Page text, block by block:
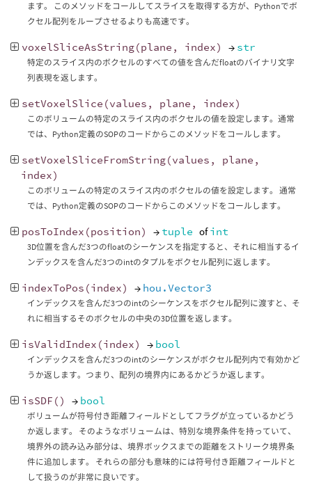
ます。 このメソッドをコールしてスライスを取得する方が、Pythonでボ
クセル配列をループさせるよりも高速です。
voxelSliceAsString(plane , index) → str
特定のスライス内のボクセルのすべての値を含んだfloatのバイナリ文字
列表現を返します。
setVoxelSlice (values , plane , index)
このボリュームの特定のスライス内のボクセルの値を設定します。通常
では、Python定義のSOPのコードからこのメソッドをコールします。
setVoxelSliceFromString(values , plane ,
index)
このボリュームの特定のスライス内のボクセルの値を設定します。 通常
では、Python定義のSOPのコードからこのメソッドをコールします。
posToIndex (position) → tuple ofint
3D位置を含んだ3つのfloatのシーケンスを指定すると、それに相当するイ
ンデックスを含んだ3つのintのタプルをボクセル配列に返します。
indexToPos (index) → hou.Vector3
インデックスを含んだ3つのintのシーケンスをボクセル配列に渡すと、そ
れに相当するそのボクセルの中央の3D位置を返します。
isValidIndex (index) → bool
インデックスを含んだ3つのintのシーケンスがボクセル配列内で有効かど
うか返します。つまり、配列の境界内にあるかどうか返します。
isSDF () → bool
ボリュームが符号付き距離フィールドとしてフラグが立っているかどう
か返します。 そのようなボリュームは、特別な境界条件を持っていて、
境界外の読み込み部分は、境界ボックスまでの距離をストリーク境界条
件に追加します。 それらの部分も意味的には符号付き距離フィールドと
して扱うのが非常に良いです。